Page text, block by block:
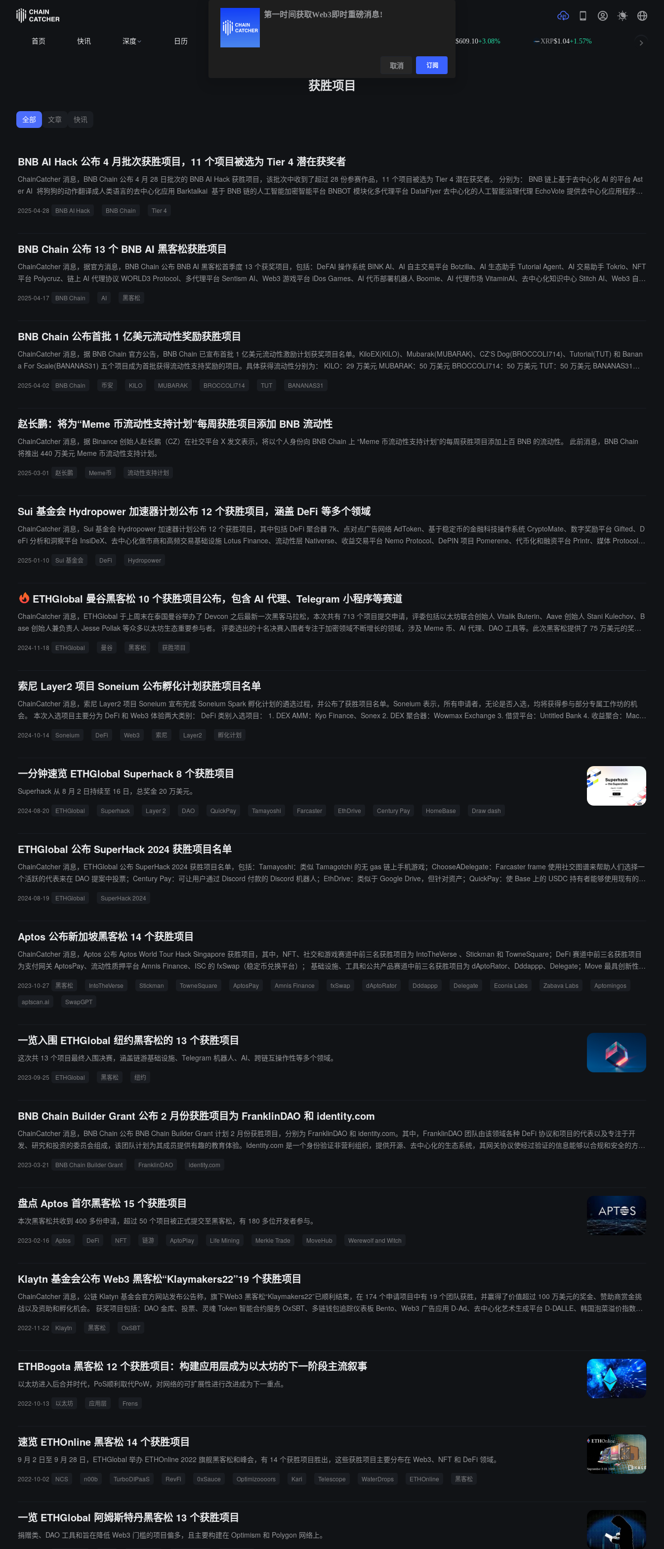
首页 快讯 深度 日历 $609.10+3.08% XRP$1.04+1.57% SOL$76.25
获胜项目
全部 文章 快讯
BNB AI Hack 公布 4 月批次获胜项目，11 个项目被选为 Tier 4 潜在获奖者
ChainCatcher 消息，BNB Chain 公布 4 月 28 日批次的 BNB AI Hack 获胜项目，该批次中收到了超过 28 份参赛作品，11 个项目被选为 Tier 4 潜在获奖者。 分别为： BNB 链上基于去中心化 AI 的平台 Ast
er AI 将狗狗的动作翻译成人类语言的去中心化应用 Barktalkai 基于 BNB 链的人工智能加密智能平台 BNBOT 模块化多代理平台 DataFlyer 去中心化的人工智能治理代理 EchoVote 提供去中心化应用程序的
2025-04-28 BNB AI Hack BNB Chain Tier 4
BNB Chain 公布 13 个 BNB AI 黑客松获胜项目
ChainCatcher 消息，据官方消息，BNB Chain 公布 BNB AI 黑客松首季度 13 个获奖项目，包括：DeFAI 操作系统 BINK AI、AI 自主交易平台 Botzilla、AI 生态助手 Tutorial Agent、AI 交易助手 Tokrio、NFT
平台 Polycruz、链上 AI 代理协议 WORLD3 Protocol、多代理平台 Sentism AI、Web3 游戏平台 iDos Games、AI 代币部署机器人 Boomie、AI 代理市场 VitaminAI、去中心化知识中心 Stitch AI、Web3 自动
2025-04-17 BNB Chain AI 黑客松
BNB Chain 公布首批 1 亿美元流动性奖励获胜项目
ChainCatcher 消息，据 BNB Chain 官方公告，BNB Chain 已宣布首批 1 亿美元流动性激励计划获奖项目名单。KiloEX(KILO)、Mubarak(MUBARAK)、CZ'S Dog(BROCCOLI714)、Tutorial(TUT) 和 Banan
a For Scale(BANANAS31) 五个项目成为首批获得流动性支持奖励的项目。具体获得流动性分别为： KILO：29 万美元 MUBARAK：50 万美元 BROCCOLI714：50 万美元 TUT：50 万美元 BANANAS31：5
2025-04-02 BNB Chain 币安 KILO MUBARAK BROCCOLI714 TUT BANANAS31
赵长鹏：将为“Meme 币流动性支持计划”每周获胜项目添加 BNB 流动性
ChainCatcher 消息，据 Binance 创始人赵长鹏（CZ）在社交平台 X 发文表示，将以个人身份向 BNB Chain 上 “Meme 币流动性支持计划”的每周获胜项目添加上百 BNB 的流动性。 此前消息，BNB Chain
将推出 440 万美元 Meme 币流动性支持计划。
2025-03-01 赵长鹏 Meme币 流动性支持计划
Sui 基金会 Hydropower 加速器计划公布 12 个获胜项目，涵盖 DeFi 等多个领域
ChainCatcher 消息，Sui 基金会 Hydropower 加速器计划公布 12 个获胜项目，其中包括 DeFi 聚合器 7k、点对点广告网络 AdToken、基于稳定币的金融科技操作系统 CryptoMate、数字奖励平台 Gifted、D
eFi 分析和洞察平台 InsiDeX、去中心化做市商和高频交易基础设施 Lotus Finance、流动性层 Nativerse、收益交易平台 Nemo Protocol、DePIN 项目 Pomerene、代币化和融资平台 Printr、媒体 Protocol M
2025-01-10 Sui 基金会 DeFi Hydropower
ETHGlobal 曼谷黑客松 10 个获胜项目公布，包含 AI 代理、Telegram 小程序等赛道
ChainCatcher 消息，ETHGlobal 于上周末在泰国曼谷举办了 Devcon 之后最新一次黑客马拉松，本次共有 713 个项目提交申请，评委包括以太坊联合创始人 Vitalik Buterin、Aave 创始人 Stani Kulechov、B
ase 创始人兼负责人 Jesse Pollak 等众多以太坊生态重要参与者。 评委选出的十名决赛入围者专注于加密领域不断增长的领域，涉及 Meme 币、AI 代理、DAO 工具等。此次黑客松提供了 75 万美元的奖金
ci 项目 Cat In A Box、Telegram 对战游戏 BubbleWars、泰国境内加密货币扫码支付工具 ETHPark-QR、链游 Dark Factory、游戏启动平台 Metaloot。
2024-11-18 ETHGlobal 曼谷 黑客松 获胜项目
索尼 Layer2 项目 Soneium 公布孵化计划获胜项目名单
ChainCatcher 消息，索尼 Layer2 项目 Soneium 宣布完成 Soneium Spark 孵化计划的遴选过程，并公布了获胜项目名单。Soneium 表示，所有申请者，无论是否入选，均将获得参与部分专属工作坊的机
会。 本次入选项目主要分为 DeFi 和 Web3 体验两大类别： DeFi 类别入选项目： 1. DEX AMM：Kyo Finance、Sonex 2. DEX 聚合器：Wowmax Exchange 3. 借贷平台：Untitled Bank 4. 收益聚合：Macar
l、Sonova NFT 2. 游戏：共 10 个项目，包括 Arcas Champions、Derby Race Game、EverMoon 等 3. 娱乐：Alias、Flickplay、Punkga Manga、YOAKE 4. 社交：Outgrid、ServeUp Labs、Une、Yay Gl
2024-10-14 Soneium DeFi Web3 索尼 Layer2 孵化计划
一分钟速览 ETHGlobal Superhack 8 个获胜项目
Superhack 从 8 月 2 日持续至 16 日，总奖金 20 万美元。
2024-08-20 ETHGlobal Superhack Layer 2 DAO QuickPay Tamayoshi Farcaster EthDrive Century Pay HomeBase Draw dash
ETHGlobal 公布 SuperHack 2024 获胜项目名单
ChainCatcher 消息，ETHGlobal 公布 SuperHack 2024 获胜项目名单，包括：Tamayoshi：类似 Tamagotchi 的无 gas 链上手机游戏；ChooseADelegate：Farcaster frame 使用社交图谱来帮助人们选择一
个活跃的代表来在 DAO 提案中投票；Century Pay：可让用户通过 Discord 付款的 Discord 机器人；EthDrive：类似于 Google Drive，但针对资产；QuickPay：使 Base 上的 USDC 持有者能够使用现有的 Q
2024-08-19 ETHGlobal SuperHack 2024
Aptos 公布新加坡黑客松 14 个获胜项目
ChainCatcher 消息，Aptos 公布 Aptos World Tour Hack Singapore 获胜项目，其中，NFT、社交和游戏赛道中前三名获胜项目为 IntoTheVerse 、Stickman 和 TowneSquare；DeFi 赛道中前三名获胜项目
为支付网关 AptosPay、流动性质押平台 Amnis Finance、ISC 的 fxSwap（稳定币兑换平台）； 基础设施、工具和公共产品赛道中前三名获胜项目为 dAptoRator、Dddappp、Delegate；Move 最具创新性赛
2023-10-27 黑客松 IntoTheVerse Stickman TowneSquare AptosPay Amnis Finance fxSwap dAptoRator Dddappp Delegate Econia Labs Zabava Labs
Aptomingos
aptscan.ai
SwapGPT
一览入围 ETHGlobal 纽约黑客松的 13 个获胜项目
这次共 13 个项目最终入围决赛，涵盖链游基础设施、Telegram 机器人、AI、跨链互操作性等多个领域。
2023-09-25 ETHGlobal 黑客松 纽约
BNB Chain Builder Grant 公布 2 月份获胜项目为 FranklinDAO 和 identity.com
ChainCatcher 消息，BNB Chain 公布 BNB Chain Builder Grant 计划 2 月份获胜项目，分别为 FranklinDAO 和 identity.com。其中，FranklinDAO 团队由该领域各种 DeFi 协议和项目的代表以及专注于开
发、研究和投资的委员会组成，该团队计划为其成员提供有趣的教育体验。Identity.com 是一个身份验证非营利组织，提供开源、去中心化的生态系统，其网关协议使经过验证的信息能够以合规和安全的方式
2023-03-21 BNB Chain Builder Grant FranklinDAO identity.com
盘点 Aptos 首尔黑客松 15 个获胜项目
本次黑客松共收到 400 多份申请，超过 50 个项目被正式提交至黑客松，有 180 多位开发者参与。
2023-02-16 Aptos DeFi NFT 链游 AptoPlay Life Mining Merkle Trade MoveHub Werewolf and Witch
Klaytn 基金会公布 Web3 黑客松“Klaymakers22”19 个获胜项目
ChainCatcher 消息，公链 Klatyn 基金会官方网站发布公告称，旗下Web3 黑客松“Klaymakers22”已顺利结束，在 174 个申请项目中有 19 个团队获胜，并赢得了价值超过 100 万美元的奖金、赞助商赏金挑
战以及资助和孵化机会。 获奖项目包括：DAO 金库、投票、灵魂 Token 智能合约服务 OxSBT、多链钱包追踪仪表板 Bento、Web3 广告应用 D-Ad、去中心化艺术生成平台 D-DALLE、韩国泡菜溢价指数分
O、以及 Web3 网络小说 DAO X-Letter 等。（来源链接）
2022-11-22 Klaytn 黑客松 OxSBT
ETHBogota 黑客松 12 个获胜项目：构建应用层成为以太坊的下一阶段主流叙事
以太坊进入后合并时代，PoS顺利取代PoW，对网络的可扩展性进行改进成为下一重点。
2022-10-13 以太坊 应用层 Frens
速览 ETHOnline 黑客松 14 个获胜项目
9 月 2 日至 9 月 28 日，ETHGlobal 举办 ETHOnline 2022 旗舰黑客松和峰会，有 14 个获胜项目胜出，这些获胜项目主要分布在 Web3、NFT 和 DeFi 领域。
2022-10-02 NCS n00b TurboDI​​PaaS RevFi 0xSauce Optimizoooors Kari Telescope WaterDrops ETHOnline 黑客松
一览 ETHGlobal 阿姆斯特丹黑客松 13 个获胜项目
捐赠类、DAO 工具和旨在降低 Web3 门槛的项目偏多，且主要构建在 Optimism 和 Polygon 网络上。
第一时间获取Web3即时重磅消息!
取消 订阅